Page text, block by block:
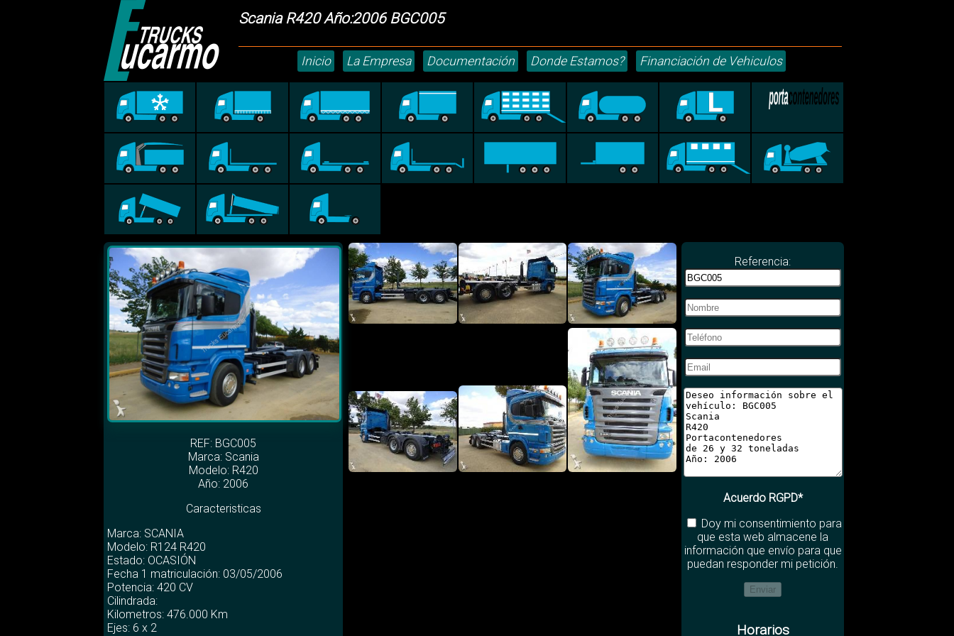
Scania R420 Año:2006 BGC005
Inicio La Empresa Documentación Donde Estamos? Financiación de Vehiculos
REF: BGC005
Marca: Scania
Modelo: R420
Año: 2006
Caracteristicas
Marca: SCANIA
Modelo: R124 R420
Estado: OCASIÓN
Fecha 1 matriculación: 03/05/2006
Potencia: 420 CV
Cilindrada:
Kilometros: 476.000 Km
Ejes: 6 x 2
Referencia:
Acuerdo RGPD*
Doy mi consentimiento para
que esta web almacene la
información que envío para que
puedan responder mi petición.
Horarios